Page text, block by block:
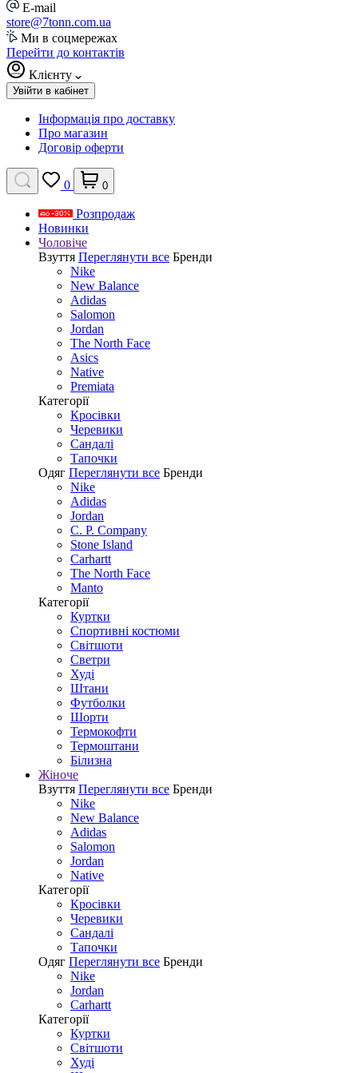
E-mail
store@7tonn.com.ua
Ми в соцмережах
Перейти до контактів
Клієнту
Увійти в кабінет
Інформація про доставку
Про магазин
Договір оферти
0 0
Розпродаж
Новинки
Чоловіче
Взуття Переглянути все Бренди
Nike
New Balance
Adidas
Salomon
Jordan
The North Face
Asics
Native
Premiata
Категорії
Кросівки
Черевики
Сандалі
Tапочки
Одяг Переглянути все Бренди
Nike
Adidas
Jordan
C. P. Company
Stone Island
Carhartt
The North Face
Manto
Категорії
Куртки
Спортивні костюми
Світшоти
Светри
Худі
Штани
Футболки
Шорти
Термокофти
Термоштани
Білизна
Жіноче
Взуття Переглянути все Бренди
Nike
New Balance
Adidas
Salomon
Jordan
Native
Категорії
Кросівки
Черевики
Сандалі
Tапочки
Одяг Переглянути все Бренди
Nike
Jordan
Carhartt
Категорії
Куртки
Світшоти
Худі